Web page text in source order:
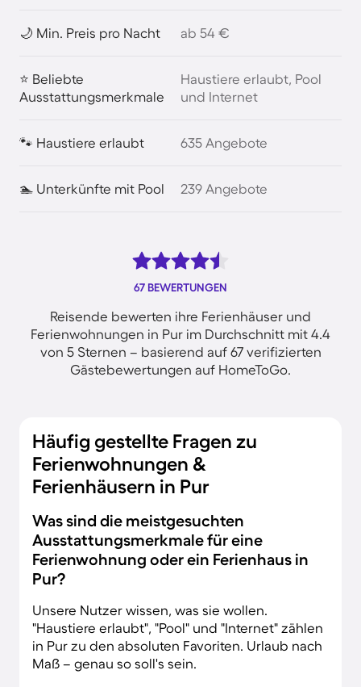
🌙 Min. Preis pro Nacht ab 54 €
⭐ Beliebte
Ausstattungsmerkmale
Haustiere erlaubt, Pool
und Internet
🐾 Haustiere erlaubt 635 Angebote
🏊 Unterkünfte mit Pool 239 Angebote
67 BEWERTUNGEN
Reisende bewerten ihre Ferienhäuser und
Ferienwohnungen in Pur im Durchschnitt mit 4.4
von 5 Sternen – basierend auf 67 verifizierten
Gästebewertungen auf HomeToGo.
Häufig gestellte Fragen zu
Ferienwohnungen &
Ferienhäusern in Pur
Was sind die meistgesuchten
Ausstattungsmerkmale für eine
Ferienwohnung oder ein Ferienhaus in
Pur?
Unsere Nutzer wissen, was sie wollen.
"Haustiere erlaubt", "Pool" und "Internet" zählen
in Pur zu den absoluten Favoriten. Urlaub nach
Maß – genau so soll's sein.